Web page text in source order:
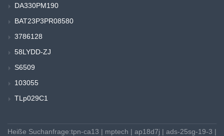
DA330PM190
BAT23P3PR08580
3786128
58LYDD-ZJ
S6509
103055
TLp029C1
Heiße Suchanfrage:tpn-ca13 | mptech | ap18d7j | ads-25sg-19-3 |